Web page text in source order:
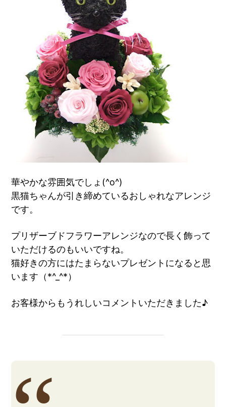
華やかな雰囲気でしょ(^o^)
黒猫ちゃんが引き締めているおしゃれなアレンジ
です。
プリザーブドフラワーアレンジなので長く飾って
いただけるのもいいですね。
猫好きの方にはたまらないプレゼントになると思
います（*^_^*）
お客様からもうれしいコメントいただきました♪